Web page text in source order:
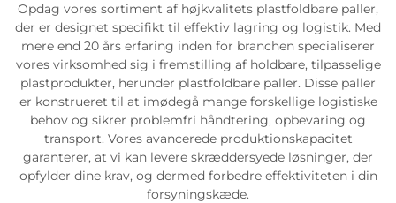
Opdag vores sortiment af højkvalitets plastfoldbare paller,
der er designet specifikt til effektiv lagring og logistik. Med
mere end 20 års erfaring inden for branchen specialiserer
vores virksomhed sig i fremstilling af holdbare, tilpasselige
plastprodukter, herunder plastfoldbare paller. Disse paller
er konstrueret til at imødegå mange forskellige logistiske
behov og sikrer problemfri håndtering, opbevaring og
transport. Vores avancerede produktionskapacitet
garanterer, at vi kan levere skræddersyede løsninger, der
opfylder dine krav, og dermed forbedre effektiviteten i din
forsyningskæde.